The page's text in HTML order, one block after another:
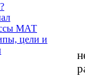
МАТ
цели и